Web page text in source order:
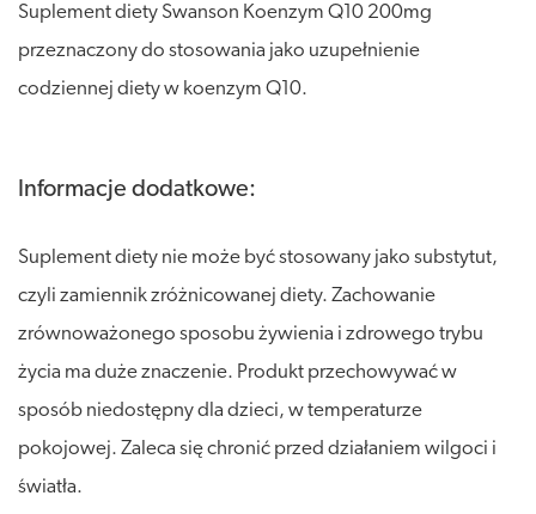
Suplement diety Swanson Koenzym Q10 200mg
przeznaczony do stosowania jako uzupełnienie
codziennej diety w koenzym Q10.
Informacje dodatkowe:
Suplement diety nie może być stosowany jako substytut,
czyli zamiennik zróżnicowanej diety. Zachowanie
zrównoważonego sposobu żywienia i zdrowego trybu
życia ma duże znaczenie. Produkt przechowywać w
sposób niedostępny dla dzieci, w temperaturze
pokojowej. Zaleca się chronić przed działaniem wilgoci i
światła.